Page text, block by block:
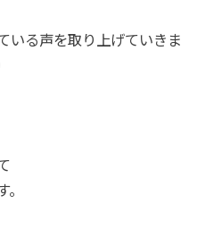
いる声を取り上げていきま